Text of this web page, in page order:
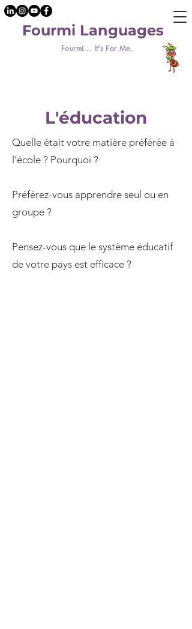
Fourmi... It's For Me.
Fourmi Languages
L'éducation
Quelle était votre matière préférée à
l’école ? Pourquoi ?
Préférez-vous apprendre seul ou en
groupe ?
Pensez-vous que le système éducatif
de votre pays est efficace ?